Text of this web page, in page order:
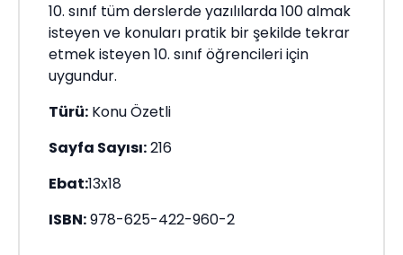
10. sınıf tüm derslerde yazılılarda 100 almak
isteyen ve konuları pratik bir şekilde tekrar
etmek isteyen 10. sınıf öğrencileri için
uygundur.
Türü: Konu Özetli
Sayfa Sayısı:216
Ebat:13x18
ISBN:978-625-422-960-2